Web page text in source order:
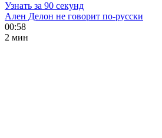
Узнать за 90 секунд
Ален Делон не говорит по-русски
00:58
2 мин